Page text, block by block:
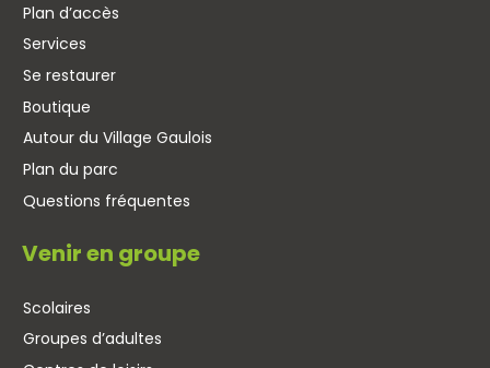
Plan d’accès
Services
Se restaurer
Boutique
Autour du Village Gaulois
Plan du parc
Questions fréquentes
Venir en groupe
Scolaires
Groupes d’adultes